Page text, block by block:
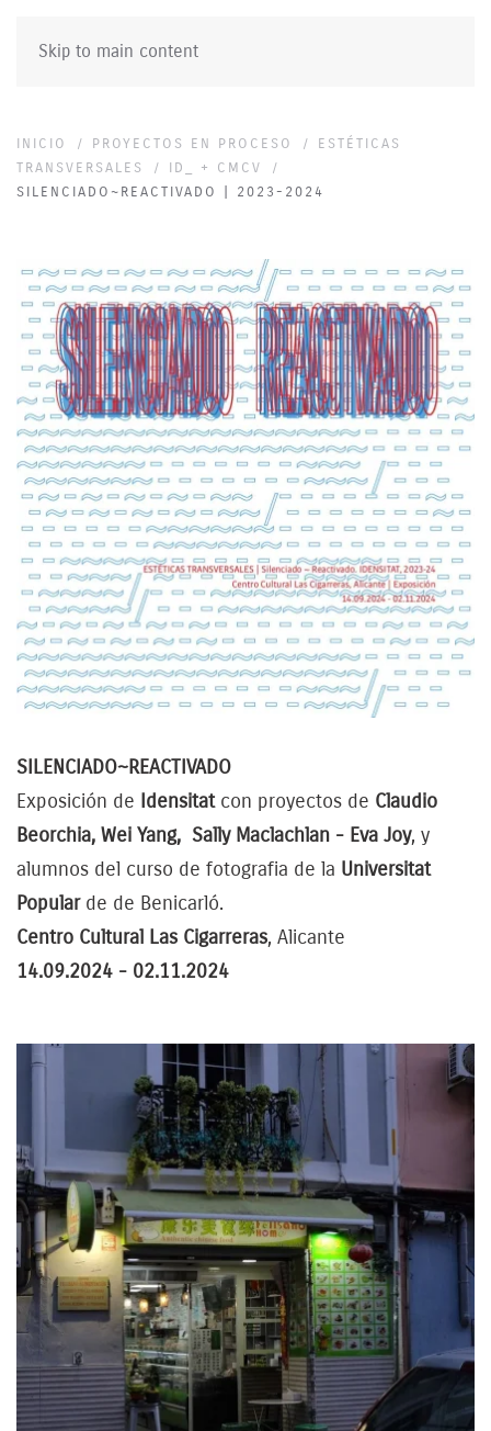
Skip to main content
INICIO PROYECTOS EN PROCESO
ESTÉTICAS
TRANSVERSALES
ID_ + CMCV
SILENCIADO~REACTIVADO | 2023-2024
SILENCIADO~REACTIVADO
Exposición de Idensitatcon proyectos de Claudio
Beorchia, Wei Yang, Sally Maclachlan - Eva Joy, y
alumnos del curso de fotografia de la Universitat
Popularde de Benicarló.
Centro Cultural Las Cigarreras, Alicante
14.09.2024 - 02.11.2024